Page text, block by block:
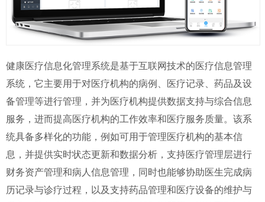
健康医疗信息化管理系统是基于互联网技术的医疗信息管理
系统，它主要用于对医疗机构的病例、医疗记录、药品及设
备管理等进行管理，并为医疗机构提供数据支持与综合信息
服务，进而提高医疗机构的工作效率和医疗服务质量。该系
统具备多样化的功能，例如可用于管理医疗机构的基本信
息，并提供实时状态更新和数据分析，支持医疗管理层进行
财务资产管理和病人信息管理，同时也能够协助医生完成病
历记录与诊疗过程，以及支持药品管理和医疗设备的维护与